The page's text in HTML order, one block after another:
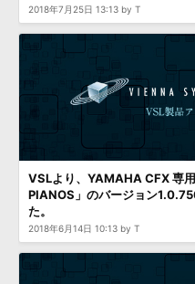
2018年7月25日 13:13 by T
VSLより、YAMAHA CFX 専
PIANOS」のバージョン
た。
2018年6月14日 10:13 by T